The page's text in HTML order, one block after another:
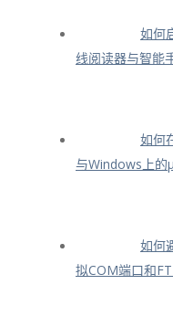
如何
线阅读器与智能
如何
与Windows上的
如何
拟COM端口和